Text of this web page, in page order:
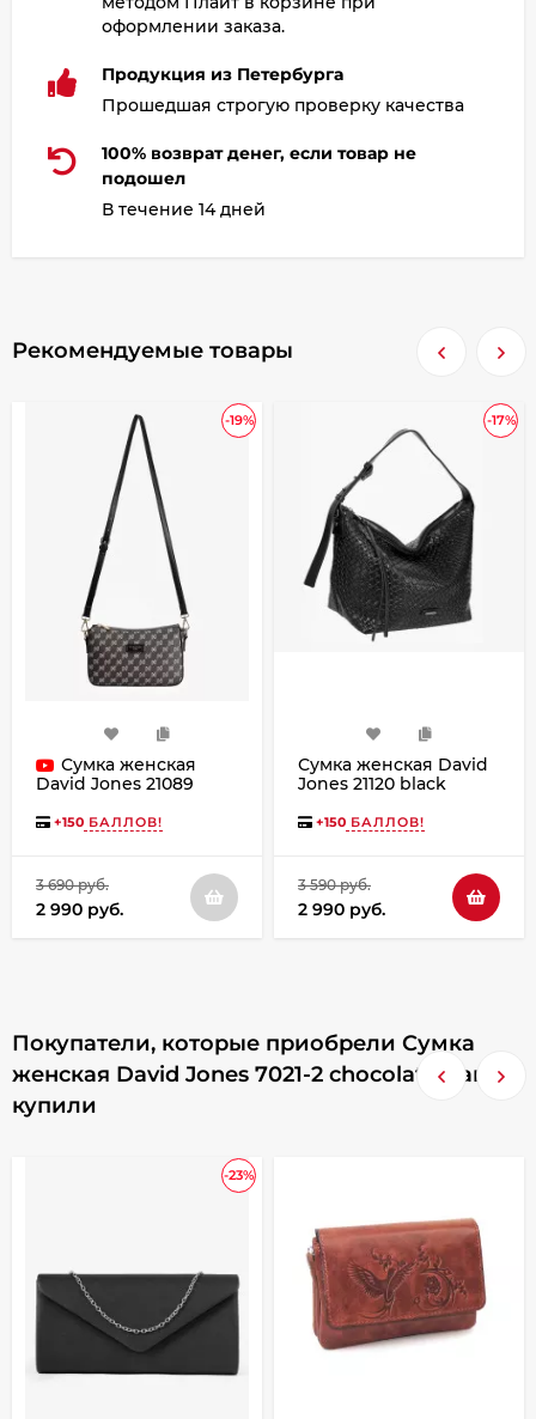
оформлении заказа.
Продукция из Петербурга
Прошедшая строгую проверку качества
100% возврат денег, если товар не
подошел
В течение 14 дней
Рекомендуемые товары
-19%
Сумка женская
David Jones 21089
+150 БАЛЛОВ!
3 690 руб.
2 990 руб.
-17%
Сумка женская David
Jones 21120 black
+150 БАЛЛОВ!
3 590 руб.
2 990 руб.
Покупатели, которые приобрели Сумка
женская David Jones 7021-2 chocolate, также
купили
-23%